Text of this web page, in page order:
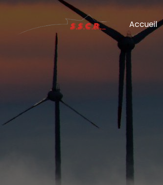
Accueil
Panneau de gestion des cookies